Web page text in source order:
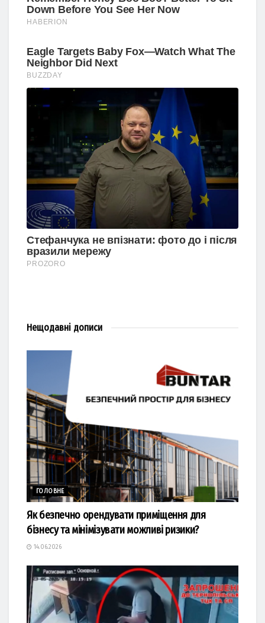
Нещодавні дописи
ГОЛОВНЕ
Як безпечно орендувати приміщення для
бізнесу та мінімізувати можливі ризики?
14.06.2026